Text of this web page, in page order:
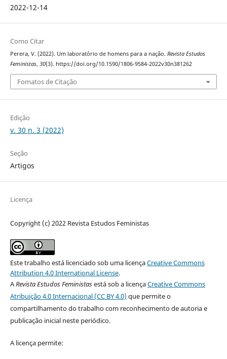
2022-12-14
Como Citar
Perera, V. (2022). Um laboratório de homens para a nação. Revista Estudos
Feministas, 30(3). https://doi.org/10.1590/1806-9584-2022v30n381262
Fomatos de Citação
Edição
v. 30 n. 3 (2022)
Seção
Artigos
Licença
Copyright (c) 2022 Revista Estudos Feministas
Este trabalho está licenciado sob uma licençaCreative Commons
Attribution 4.0 International License.
ARevista Estudos Feministasestá sob a licençaCreative Commons
Atribuição 4.0 Internacional (CC BY 4.0) que permite o
compartilhamento do trabalho com reconhecimento de autoria e
publicação inicial neste periódico.
A licença permite: